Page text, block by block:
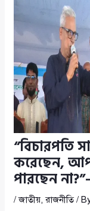
“বিচারপতি
করেছেন,
পারছেন
/জাতীয়,রাজনীতি/